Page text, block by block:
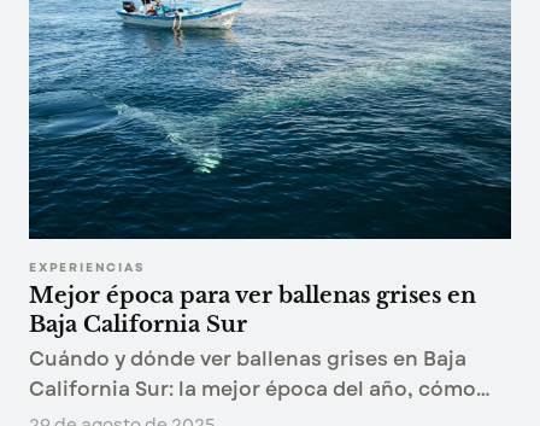
EXPERIENCIAS
Mejor época para ver ballenas grises en
Baja California Sur
Cuándo y dónde ver ballenas grises en Baja
California Sur: la mejor época del año, cómo
planear el viaje y por qué estas lagunas son el